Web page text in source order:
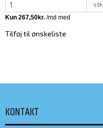
stk
Tilføj til ønskeliste
KONTAKT